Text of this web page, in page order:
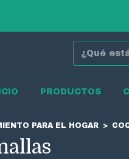
PRODUCTOS
PARA EL HOGAR >